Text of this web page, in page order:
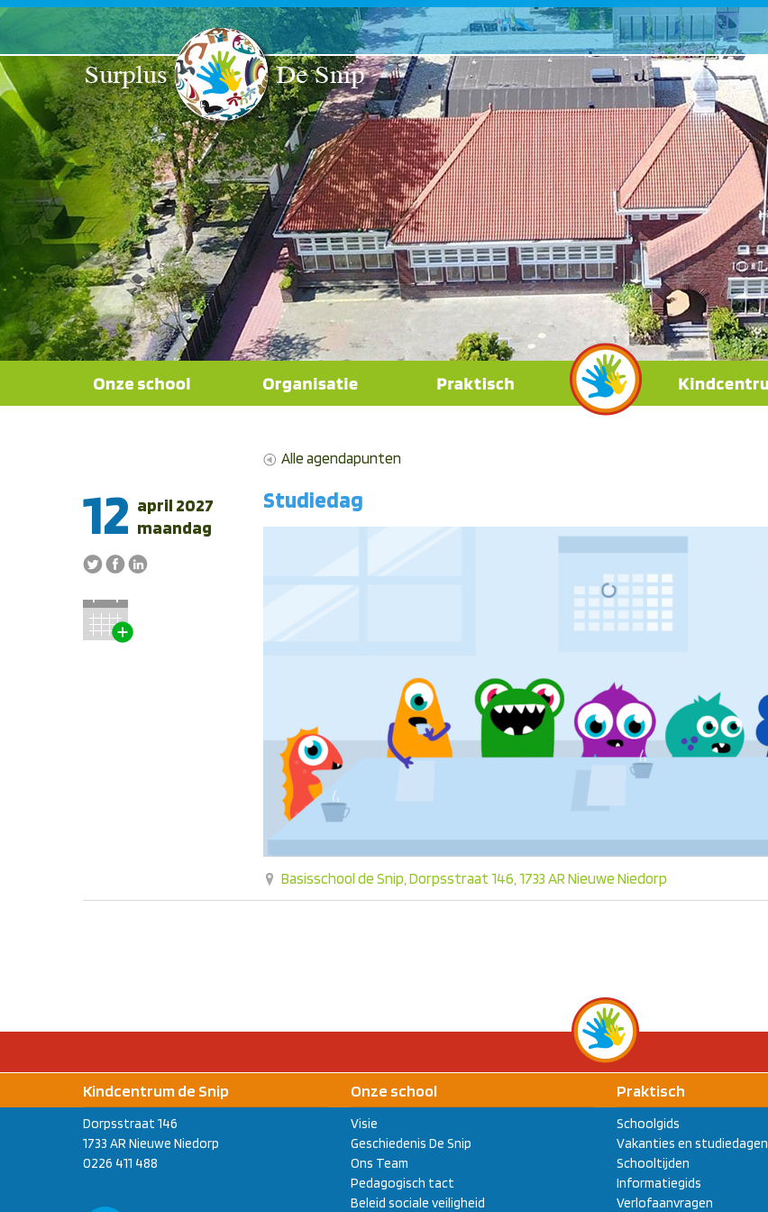
Alle agendapunten
12 april 2027
maandag
Studiedag
Basisschool de Snip, Dorpsstraat 146, 1733 AR Nieuwe Niedorp
Kindcentrum de Snip
Dorpsstraat 146
1733 AR Nieuwe Niedorp
0226 411 488
Onze school
Visie
Geschiedenis De Snip
Ons Team
Pedagogisch tact
Beleid sociale veiligheid
Praktisch
Schoolgids
Vakanties en studiedagen
Schooltijden
Informatiegids
Verlofaanvragen